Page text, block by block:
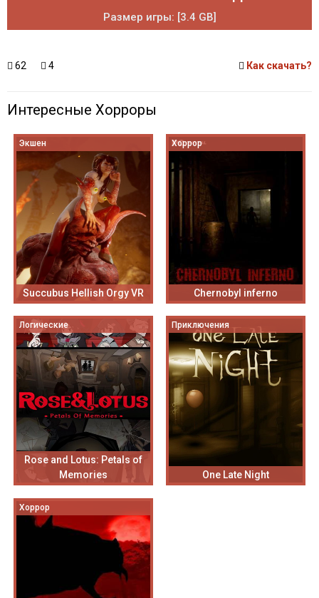
Размер игры: [3.4 GB]
62 4 Как скачать?
Интересные Хорроры
Экшен
Succubus Hellish Orgy VR
Хоррор
Chernobyl inferno
Логические
Rose and Lotus: Petals of
Memories
Приключения
One Late Night
Хоррор